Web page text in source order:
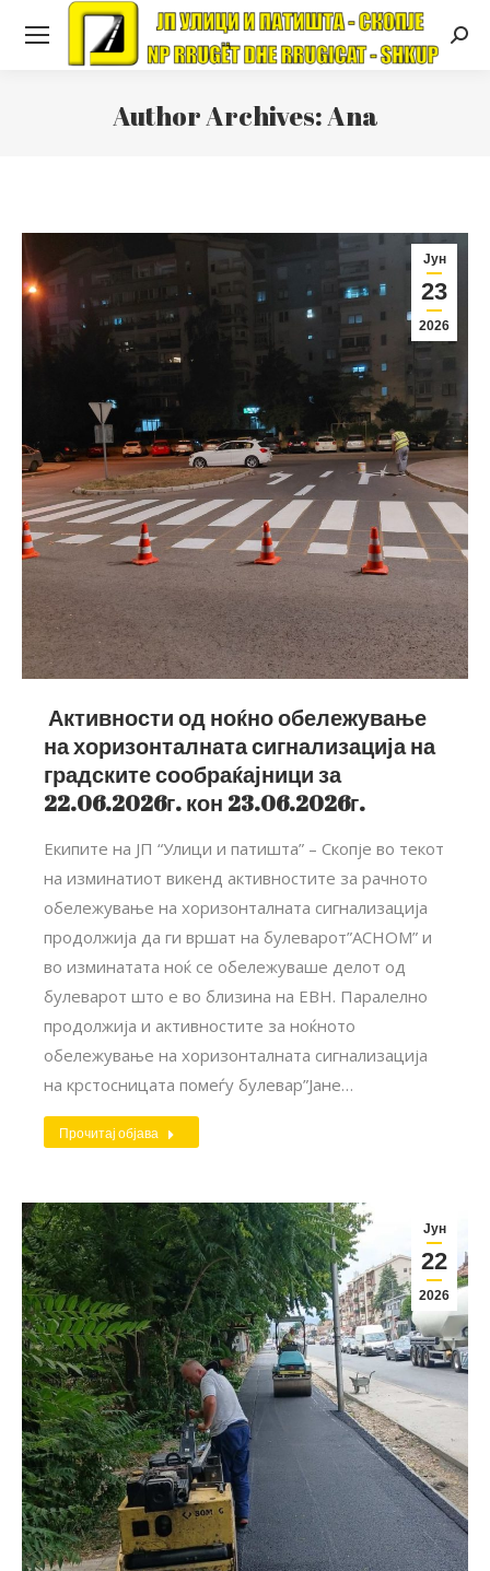
Author Archives:Ana
Јун
23
2026
Активности од ноќно обележување
на хоризонталната сигнализација на
градските сообраќајници за
22.06.2026г. кон 23.06.2026г.
Екипите на ЈП “Улици и патишта” – Скопје во текот
на изминатиот викенд активностите за рачното
обележување на хоризонталната сигнализација
продолжија да ги вршат на булеварот”АСНОМ” и
во изминатата ноќ се обележуваше делот од
булеварот што е во близина на ЕВН. Паралелно
продолжија и активностите за ноќното
обележување на хоризонталната сигнализација
на крстосницата помеѓу булевар”Јане…
Прочитај објава
Јун
22
2026